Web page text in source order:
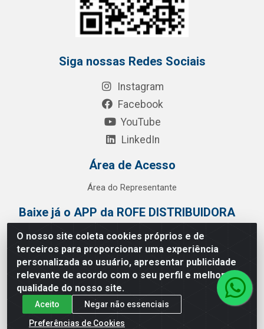
O nosso site coleta cookies próprios e de
terceiros para proporcionar uma experiência
personalizada ao usuário, apresentar publicidade
relevante de acordo com o seu perfil e melhorar a
qualidade do nosso site.
Aceito
Negar não essenciais
Preferências de Cookies
Siga nossas Redes Sociais
Instagram
Facebook
YouTube
LinkedIn
Área de Acesso
Área do Representante
Baixe já o APP da ROFE DISTRIBUIDORA